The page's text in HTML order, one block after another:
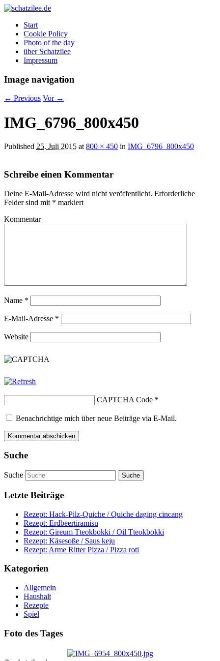
Start
Cookie Policy
Photo of the day
über Schatzilee
Impressum
Image navigation
← Previous Vor →
IMG_6796_800x450
Published 25. Juli 2015 at 800 × 450 in IMG_6796_800x450
Schreibe einen Kommentar
Deine E-Mail-Adresse wird nicht veröffentlicht. Erforderliche
Felder sind mit * markiert
Kommentar
Name *
E-Mail-Adresse *
Website
CAPTCHA Code *
Benachrichtige mich über neue Beiträge via E-Mail.
Suche
Suche
Letzte Beiträge
Rezept: Hack-Pilz-Quiche / Quiche daging cincang
Rezept: Erdbeertiramisu
Rezept: Gireum Tteokbokki / Oil Tteokbokki
Rezept: Käsesoße / Saus keju
Rezept: Arme Ritter Pizza / Pizza roti
Kategorien
Allgemein
Haushalt
Rezepte
Spiel
Foto des Tages